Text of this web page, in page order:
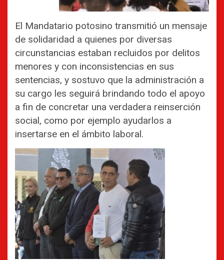
El Mandatario potosino transmitió un mensaje
de solidaridad a quienes por diversas
circunstancias estaban recluidos por delitos
menores y con inconsistencias en sus
sentencias, y sostuvo que la administración a
su cargo les seguirá brindando todo el apoyo
a fin de concretar una verdadera reinserción
social, como por ejemplo ayudarlos a
insertarse en el ámbito laboral.